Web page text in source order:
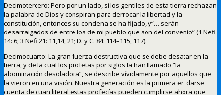
Decimotercero: Pero por un lado, si los gentiles de esta tierra rechazan
la palabra de Dios y conspiran para derrocar la libertad y la
constitución, entonces su condena se ha fijado, y“… serán
desarraigados de entre los de mi pueblo que son del convenio” (1 Nefi
14: 6; 3 Nefi 21: 11,14, 21; D. y C. 84: 114–115, 117).
Decimocuarto: La gran fuerza destructiva que se debe desatar en la
tierra, y de la cual los profetas por siglos la han llamado “la
abominación desoladora”, se describe vívidamente por aquellos que
la vieron en una visión. Nuestra generación es la primera en darse
cuenta de cuan literal estas profecías pueden cumplirse ahora que